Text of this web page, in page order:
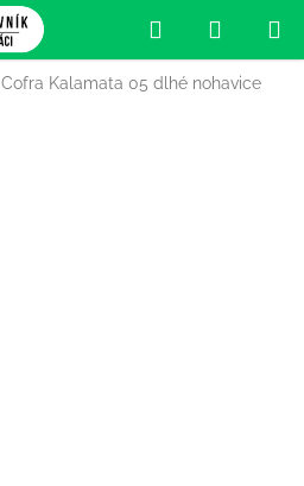
Hľadať
KOŠÍK
Cofra Kalamata 05 dlhé nohavice